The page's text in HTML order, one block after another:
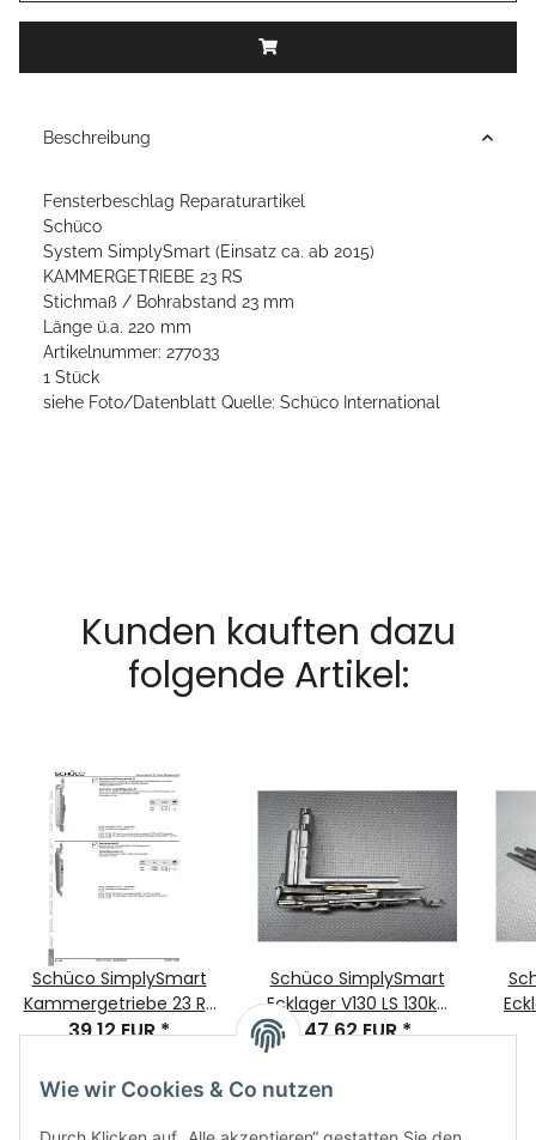
Wie wir Cookies & Co nutzen
Beschreibung
Fensterbeschlag Reparaturartikel
Schüco
System SimplySmart (Einsatz ca. ab 2015)
KAMMERGETRIEBE 23 RS
Stichmaß / Bohrabstand 23 mm
Länge ü.a. 220 mm
Artikelnummer: 277033
1 Stück
siehe Foto/Datenblatt Quelle: Schüco International
Kunden kauften dazu
folgende Artikel:
Schüco SimplySmart
Kammergetriebe 23 RS
Nr. 277034 VE=1
39,12 EUR*
Schüco SimplySmart
Ecklager V130 LS 130kg
Beschlag
47,62 EUR*